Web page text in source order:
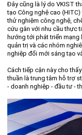
Đây cũng là lý do VKIST
tạo Công nghệ cao
thử nghiệm công nghệ,
cứu gắn với nhu cầu thực
hướng tới phát triển mạng
quản trị và các nhóm
nghiệp đổi mới sáng tạo
Cách tiếp cận này cho
thuần là trung tâm hỗ trợ
- doanh nghiệp - đầu tư -